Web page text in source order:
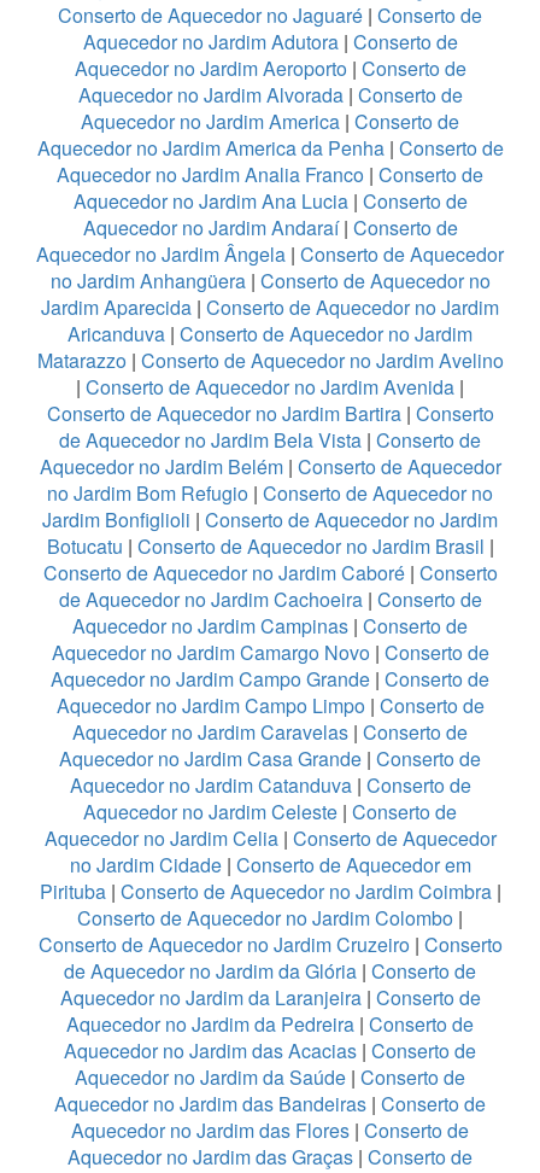
Conserto de Aquecedor no Jaguaré | Conserto de
Aquecedor no Jardim Adutora| Conserto de
Aquecedor no Jardim Aeroporto| Conserto de
Aquecedor no Jardim Alvorada| Conserto de
Aquecedor no Jardim America | Conserto de
Aquecedor no Jardim America da Penha| Conserto de
Aquecedor no Jardim Analia Franco | Conserto de
Aquecedor no Jardim Ana Lucia| Conserto de
Aquecedor no Jardim Andaraí| Conserto de
Aquecedor no Jardim Ângela | Conserto de Aquecedor
no Jardim Anhangüera| Conserto de Aquecedor no
Jardim Aparecida | Conserto de Aquecedor no Jardim
Aricanduva | Conserto de Aquecedor no Jardim
Matarazzo| Conserto de Aquecedor no Jardim Avelino
| Conserto de Aquecedor no Jardim Avenida |
Conserto de Aquecedor no Jardim Bartira| Conserto
de Aquecedor no Jardim Bela Vista | Conserto de
Aquecedor no Jardim Belém| Conserto de Aquecedor
no Jardim Bom Refugio | Conserto de Aquecedor no
Jardim Bonfiglioli | Conserto de Aquecedor no Jardim
Botucatu | Conserto de Aquecedor no Jardim Brasil |
Conserto de Aquecedor no Jardim Caboré| Conserto
de Aquecedor no Jardim Cachoeira| Conserto de
Aquecedor no Jardim Campinas | Conserto de
Aquecedor no Jardim Camargo Novo| Conserto de
Aquecedor no Jardim Campo Grande | Conserto de
Aquecedor no Jardim Campo Limpo| Conserto de
Aquecedor no Jardim Caravelas | Conserto de
Aquecedor no Jardim Casa Grande | Conserto de
Aquecedor no Jardim Catanduva| Conserto de
Aquecedor no Jardim Celeste | Conserto de
Aquecedor no Jardim Celia| Conserto de Aquecedor
no Jardim Cidade| Conserto de Aquecedor em
Pirituba| Conserto de Aquecedor no Jardim Coimbra|
Conserto de Aquecedor no Jardim Colombo |
Conserto de Aquecedor no Jardim Cruzeiro| Conserto
de Aquecedor no Jardim da Glória | Conserto de
Aquecedor no Jardim da Laranjeira| Conserto de
Aquecedor no Jardim da Pedreira | Conserto de
Aquecedor no Jardim das Acacias | Conserto de
Aquecedor no Jardim da Saúde | Conserto de
Aquecedor no Jardim das Bandeiras | Conserto de
Aquecedor no Jardim das Flores | Conserto de
Aquecedor no Jardim das Graças | Conserto de